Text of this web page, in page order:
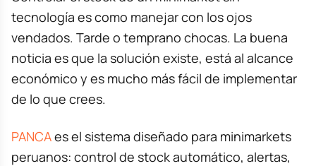
tecnología es como manejar con los ojos
vendados. Tarde o temprano chocas. La buena
noticia es que la solución existe, está al alcance
económico y es mucho más fácil de implementar
de lo que crees.
PANCAes el sistema diseñado para minimarkets
peruanos: control de stock automático, alertas,